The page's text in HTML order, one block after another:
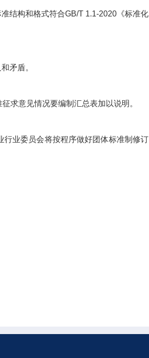
结构和格式符合GB/T 1.1-2020《标准化
矛盾。
求意见情况要编制汇总表加以说明。
业委员会将按程序做好团体标准制修订